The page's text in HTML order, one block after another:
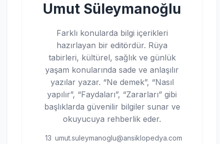
Umut Süleymanoğlu
Farklı konularda bilgi içerikleri
hazırlayan bir editördür. Rüya
tabirleri, kültürel, sağlık ve günlük
yaşam konularında sade ve anlaşılır
yazılar yazar. “Ne demek”, “Nasıl
yapılır”, “Faydaları”, “Zararları” gibi
başlıklarda güvenilir bilgiler sunar ve
okuyucuya rehberlik eder.
13 umut.suleymanoglu@ansiklopedya.com